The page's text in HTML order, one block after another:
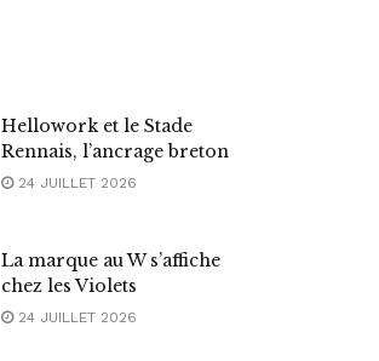
Hellowork et le Stade
Rennais, l’ancrage breton
24 JUILLET 2026
La marque au W s’affiche
chez les Violets
24 JUILLET 2026